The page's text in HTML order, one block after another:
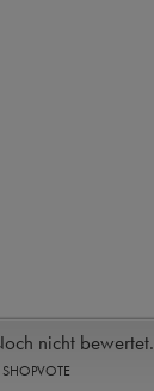
nicht bewertet.